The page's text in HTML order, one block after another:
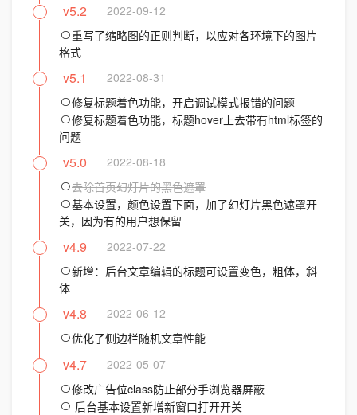
2022-09-12
重写了缩略图的正则判断，以应对各环境下的图片
格式
v5.2
2022-08-31
修复标题着色功能，开启调试模式报错的问题
修复标题着色功能，标题hover上去带有html标签的
问题
v5.1
2022-08-18
去除首页幻灯片的黑色遮罩
基本设置，颜色设置下面，加了幻灯片黑色遮罩开
关，因为有的用户想保留
v5.0
2022-07-22
新增：后台文章编辑的标题可设置变色，粗体，斜
体
v4.9
2022-06-12
优化了侧边栏随机文章性能
v4.8
2022-05-07
修改广告位class防止部分手浏览器屏蔽
后台基本设置新增新窗口打开开关
v4.7